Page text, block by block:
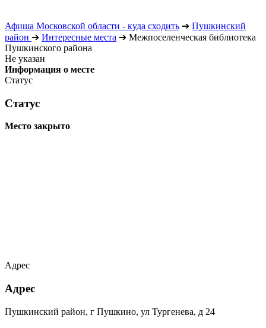
Афиша Московской области - куда сходить ➔ Пушкинский
район ➔ Интересные места ➔ Межпоселенческая библиотека
Пушкинского района
Не указан
Информация о месте
Статус
Статус
Место закрыто
Адрес
Адрес
Пушкинский район, г Пушкино, ул Тургенева, д 24